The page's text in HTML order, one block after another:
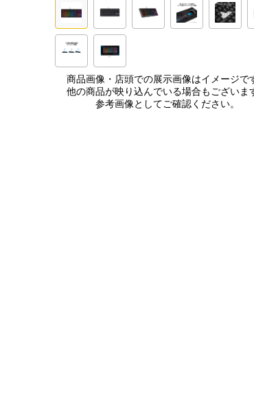
商品画像・店頭での展示画像はイメージで
他の商品が映り込んでいる場合もございま
参考画像としてご確認ください。